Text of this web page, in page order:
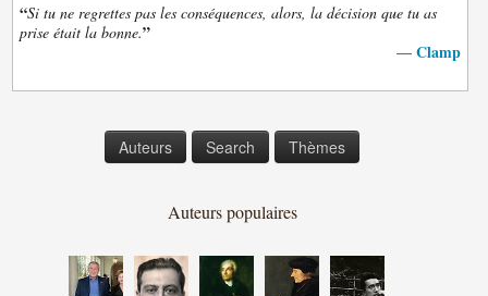
“Si tu ne regrettes pas les conséquences, alors, la décision que tu as
prise était la bonne.”
— Clamp
Auteurs Search Thèmes
Auteurs populaires